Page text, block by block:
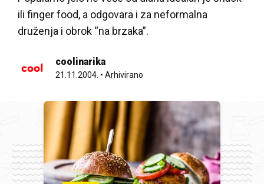
ili finger food, a odgovara i za neformalna
druženja i obrok “na brzaka”.
coolinarika
21.11.2004. • Arhivirano